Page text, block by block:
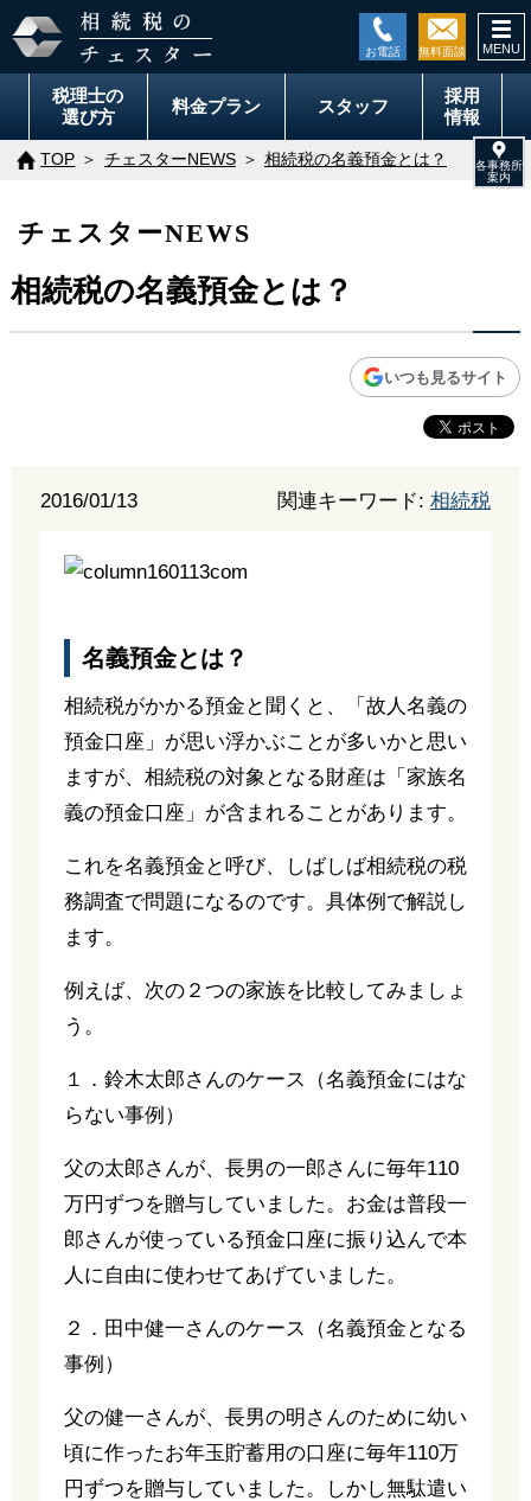
税理士の
選び方
料金プラン スタッフ
採用
情報
TOP チェスターNEWS 相続税の名義預金とは？
チェスターNEWS
相続税の名義預金とは？
いつも見るサイト
2016/01/13 関連キーワード:相続税
名義預金とは？
相続税がかかる預金と聞くと、「故人名義の
預金口座」が思い浮かぶことが多いかと思い
ますが、相続税の対象となる財産は「家族名
義の預金口座」が含まれることがあります。
これを名義預金と呼び、しばしば相続税の税
務調査で問題になるのです。具体例で解説し
ます。
例えば、次の２つの家族を比較してみましょ
う。
１．鈴木太郎さんのケース（名義預金にはな
らない事例）
父の太郎さんが、長男の一郎さんに毎年110
万円ずつを贈与していました。お金は普段一
郎さんが使っている預金口座に振り込んで本
人に自由に使わせてあげていました。
２．田中健一さんのケース（名義預金となる
事例）
父の健一さんが、長男の明さんのために幼い
頃に作ったお年玉貯蓄用の口座に毎年110万
円ずつを贈与していました。しかし無駄遣い